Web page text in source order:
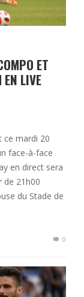
ET
LIVE
ce mardi 20
face-à-face
en direct sera
de 21h00
du Stade de
0